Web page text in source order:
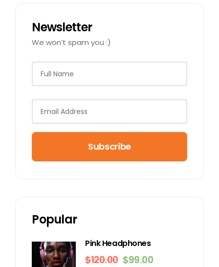
Newsletter
We won’t spam you :)
Subscribe
Popular
Pink Headphones
$120.00 $99.00